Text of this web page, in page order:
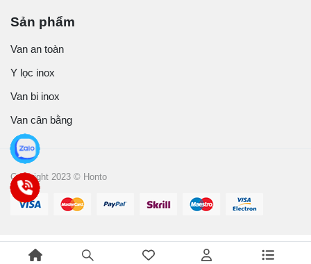
Sản phẩm
Van an toàn
Y lọc inox
Van bi inox
Van cân bằng
Copyright 2023 © Honto